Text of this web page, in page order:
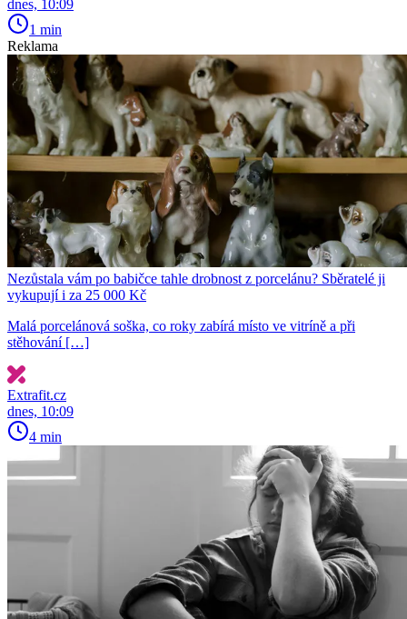
dnes, 10:09
1 min
Reklama
Nezůstala vám po babičce tahle drobnost z porcelánu? Sběratelé ji
vykupují i za 25 000 Kč
Malá porcelánová soška, co roky zabírá místo ve vitríně a při
stěhování […]
Extrafit.cz
dnes, 10:09
4 min